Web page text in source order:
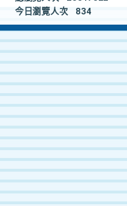
今日瀏覽人次
834